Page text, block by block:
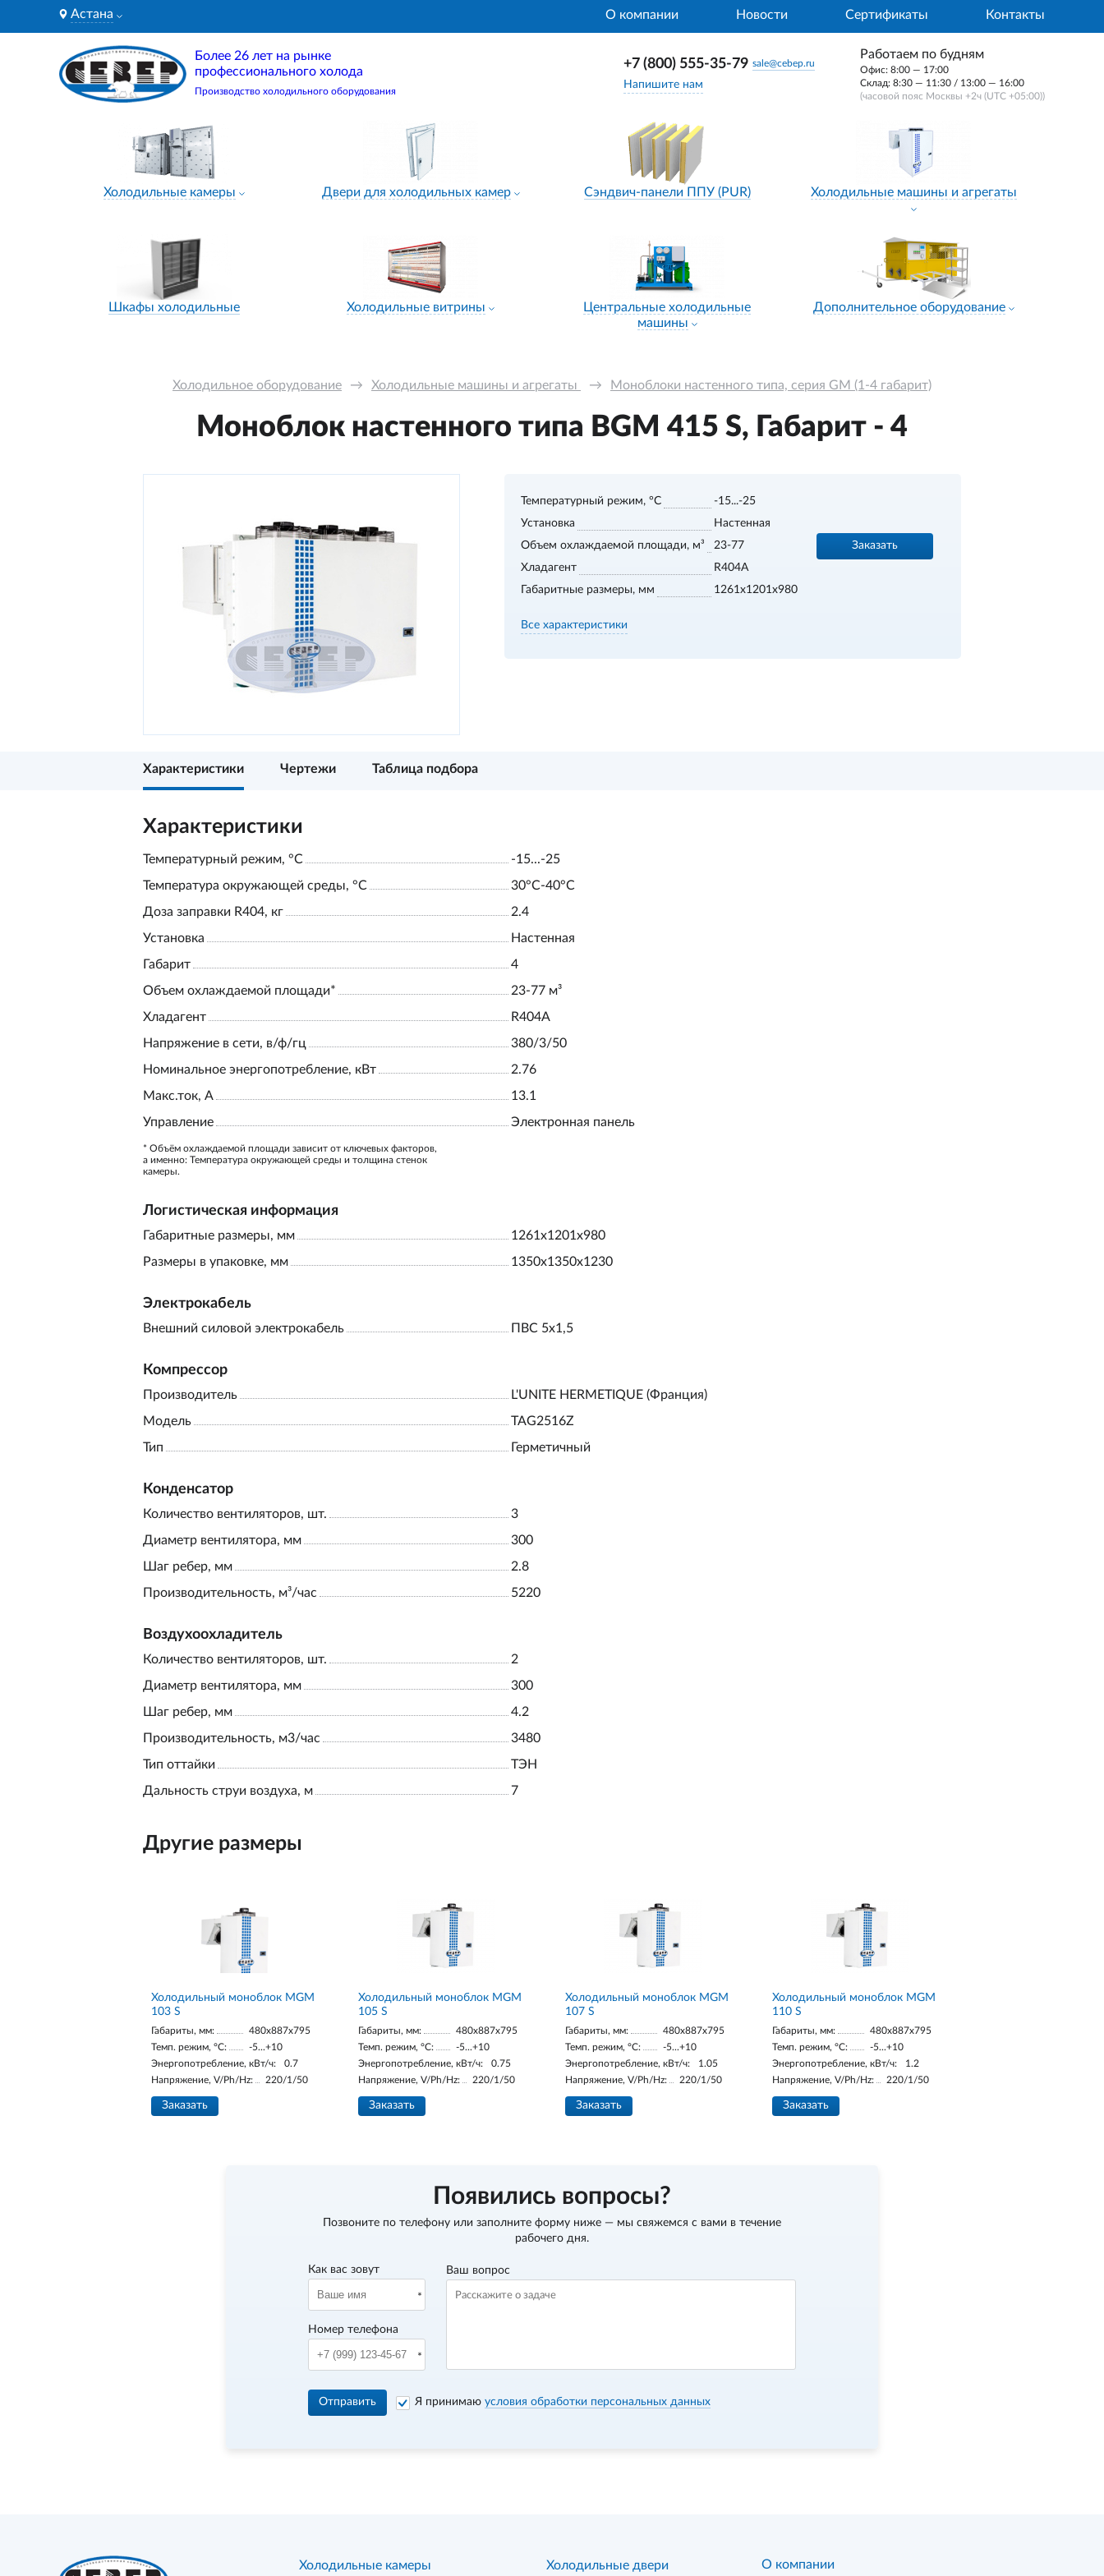
Астана О компании Новости Сертификаты Контакты
Более 26 лет на рынке
профессионального холода
Производство холодильного оборудования
+7 (800) 555-35-79 sale@cebep.ru
Напишите нам
Работаем по будням
Офис: 8:00 — 17:00
Склад: 8:30 — 11:30 / 13:00 — 16:00
(часовой пояс Москвы +2ч (UTC +05:00))
Холодильные камеры Двери для холодильных камер Сэндвич-панели ППУ (PUR) Холодильные машины и агрегаты
Шкафы холодильные Холодильные витрины
Центральные холодильные
машины
Дополнительное оборудование
Холодильное оборудование → Холодильные машины и агрегаты → Моноблоки настенного типа, серия GM (1-4 габарит)
Моноблок настенного типа BGM 415 S, Габарит - 4
Температурный режим, °С
-15...-25
Установка
Настенная
Объем охлаждаемой площади, м³
23-77
Хладагент
R404A
Габаритные размеры, мм
1261x1201x980
Заказать
Все характеристики
Характеристики Чертежи Таблица подбора
Характеристики
Температурный режим, °С
-15...-25
Температура окружающей среды, °С
30°С-40°С
Доза заправки R404, кг
2.4
Установка
Настенная
Габарит
4
Объем охлаждаемой площади*
23-77 м³
Хладагент
R404A
Напряжение в сети, в/ф/гц
380/3/50
Номинальное энергопотребление, кВт
2.76
Макс.ток, А
13.1
Управление
Электронная панель
* Объём охлаждаемой площади зависит от ключевых факторов,
а именно: Температура окружающей среды и толщина стенок
камеры.
Логистическая информация
Габаритные размеры, мм
1261x1201x980
Размеры в упаковке, мм
1350x1350x1230
Электрокабель
Внешний силовой электрокабель ПВС 5х1,5
Компрессор
Производитель
L'UNITE HERMETIQUE (Франция)
Модель
TAG2516Z
Тип
Герметичный
Конденсатор
Количество вентиляторов, шт.
3
Диаметр вентилятора, мм
300
Шаг ребер, мм
2.8
Производительность, м³/час
5220
Воздухоохладитель
Количество вентиляторов, шт.
2
Диаметр вентилятора, мм
300
Шаг ребер, мм
4.2
Производительность, м3/час
3480
Тип оттайки
ТЭН
Дальность струи воздуха, м
7
Другие размеры
Холодильный моноблок MGM
103 S
Габариты, мм:
480x887x795
Темп. режим, °С:
-5...+10
Энергопотребление, кВт/ч:
0.7
Напряжение, V/Ph/Hz:
220/1/50
Заказать
Холодильный моноблок MGM
105 S
Габариты, мм:
480x887x795
Темп. режим, °С:
-5...+10
Энергопотребление, кВт/ч:
0.75
Напряжение, V/Ph/Hz:
220/1/50
Заказать
Холодильный моноблок MGM
107 S
Габариты, мм:
480x887x795
Темп. режим, °С:
-5...+10
Энергопотребление, кВт/ч:
1.05
Напряжение, V/Ph/Hz:
220/1/50
Заказать
Холодильный моноблок MGM
110 S
Габариты, мм:
480x887x795
Темп. режим, °С:
-5...+10
Энергопотребление, кВт/ч:
1.2
Напряжение, V/Ph/Hz:
220/1/50
Заказать
Появились вопросы?
Позвоните по телефону или заполните форму ниже — мы свяжемся с вами в течение
рабочего дня.
Как вас зовут
Номер телефона
Ваш вопрос
Отправить Я принимаю условия обработки персональных данных
Холодильные камеры Холодильные двери О компании